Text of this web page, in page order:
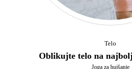
Telo
Oblikujte telo na
Joga za hujšanje